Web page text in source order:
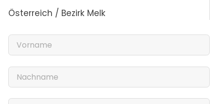
Österreich / Bezirk Melk